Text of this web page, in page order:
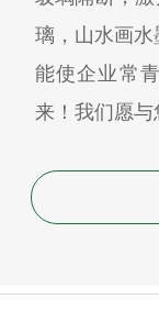
璃，山水画
能使企业常
来！我们愿与